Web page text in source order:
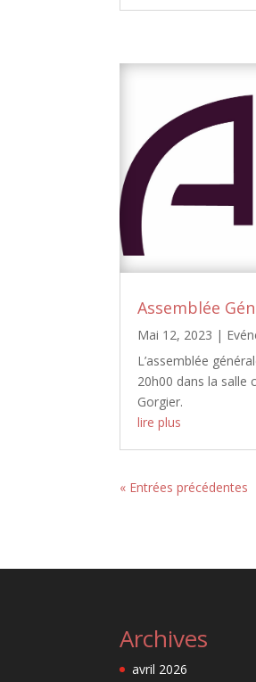
Assemblée
Mai 12, 2023 |
L’assemblée
20h00 dans la salle
Gorgier.
lire plus
« Entrées précédentes
Archives
avril 2026